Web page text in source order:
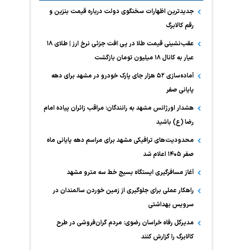
جدیدترین اظهارات سخنگوی دولت درباره قیمت بنزین و
رقم کالابرگ
عقب‌نشینی قیمت طلا در پی افت جزئی نرخ ارز | طلای ۱۸
عیار به کانال ۱۸ میلیون تومان بازگشت
آماده‌سازی ۵۲ هزار جای پارک خودرو در مشهد برای دهه
پایانی صفر
هشدار اورژانس مشهد به رانندگان: مراقب زائران پیاده امام
رضا (ع) باشید
محدودیت‌های ترافیکی مشهد برای مراسم دهه پایانی ماه
صفر ۱۴۰۵ اعلام شد
آغاز مسافرگیری ایستگاه بسیج خط سه مترو مشهد
راهکار عملی برای جلوگیری از زمین خوردن سالمندان در
سرویس بهداشتی
مدیرکل رفاه خراسان رضوی: مردم گران‌فروشی در طرح
کالابرگ را گزارش کنند